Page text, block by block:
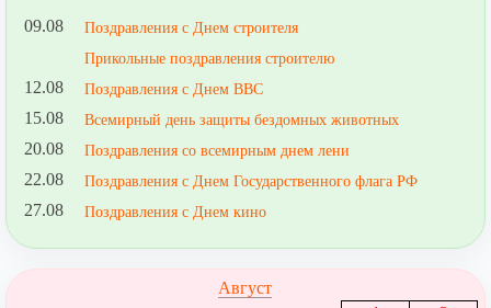
09.08
Поздравления с Днем строителя
Прикольные поздравления строителю
12.08 Поздравления с Днем ВВС
15.08 Всемирный день защиты бездомных животных
20.08 Поздравления со всемирным днем лени
22.08 Поздравления с Днем Государственного флага РФ
27.08 Поздравления с Днем кино
Август